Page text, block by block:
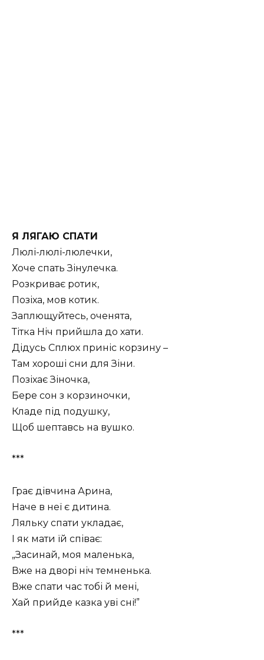
Я ЛЯГАЮ СПАТИ
Люлі-люлі-люлечки,
Хоче спать Зінулечка.
Розкриває ротик,
Позіха, мов котик.
Заплющуйтесь, оченята,
Тітка Ніч прийшла до хати.
Дідусь Сплюх приніс корзину –
Там хороші сни для Зіни.
Позіхає Зіночка,
Бере сон з корзиночки,
Кладе під подушку,
Щоб шептавсь на вушко.
***
Грає дівчина Арина,
Наче в неї є дитина.
Ляльку спати укладає,
І як мати їй співає:
„Засинай, моя маленька,
Вже на дворі ніч темненька.
Вже спати час тобі й мені,
Хай прийде казка уві сні!”
***